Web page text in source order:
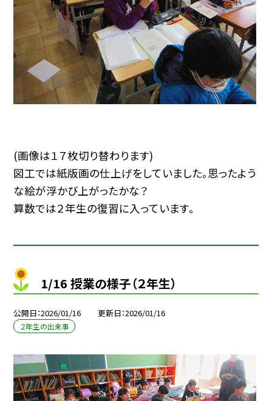
(画像は１７枚切り替わります)
図工では紙版画の仕上げをしていました。思ったよう
な絵が浮かび上がったかな？
算数では２年生の復習に入っています。
1/16 授業の様子（２年生）
公開日 2026/01/16 更新日 2026/01/16
２年生の出来事